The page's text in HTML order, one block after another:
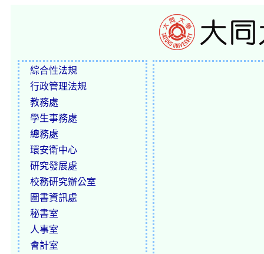
綜合性法規
行政管理法規
教務處
學生事務處
總務處
環安衛中心
研究發展處
校務研究辦公室
圖書資訊處
秘書室
人事室
會計室